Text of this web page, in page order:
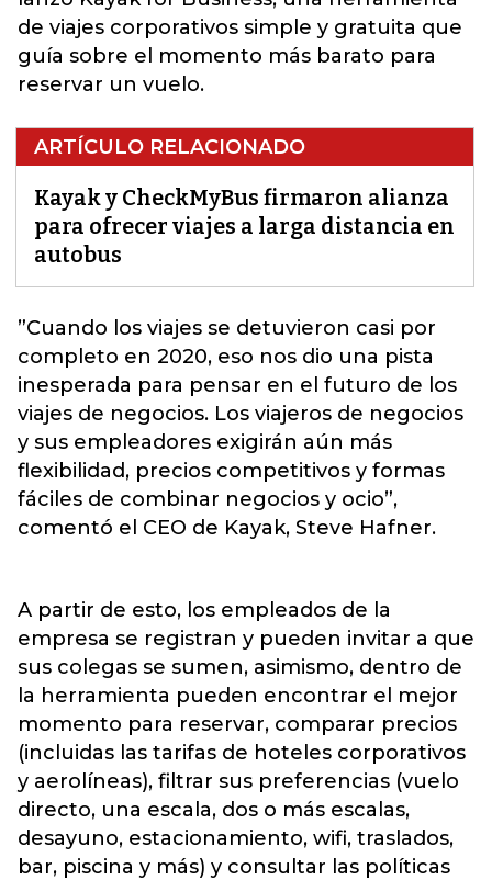
de viajes corporativos simple y gratuita que
guía sobre el momento más barato para
reservar un vuelo.
ARTÍCULO RELACIONADO
Kayak y CheckMyBus firmaron alianza
para ofrecer viajes a larga distancia en
autobus
”Cuando los viajes se detuvieron casi por
completo en 2020, eso nos dio una pista
inesperada para pensar en el futuro de los
viajes de negocios. Los viajeros de negocios
y sus empleadores exigirán aún más
flexibilidad, precios competitivos y formas
fáciles de combinar negocios y ocio”,
comentó el CEO de Kayak, Steve Hafner.
A partir de esto, los empleados de la
empresa se registran y pueden invitar a que
sus colegas se sumen, asimismo, dentro de
la herramienta pueden encontrar el mejor
momento para reservar, comparar precios
(incluidas las tarifas de hoteles corporativos
y aerolíneas), filtrar sus preferencias (vuelo
directo, una escala, dos o más escalas,
desayuno, estacionamiento, wifi, traslados,
bar, piscina y más) y consultar las políticas